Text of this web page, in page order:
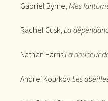
Gabriel Byrne, Mes
Rachel Cusk, La
Nathan HarrisLa douceur
Andrei KourkovLes